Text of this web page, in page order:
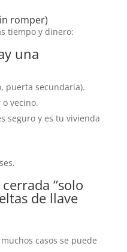
romper)
tiempo y dinero:
una
puerta secundaria).
vecino.
seguro y es tu vivienda
“solo
de llave
casos se puede